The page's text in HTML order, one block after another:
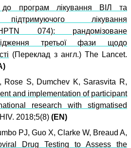
до програм лікування ВІЛ та
підтримуючого лікування
074): рандомізоване
третьої фази щодо
(Переклад з англ.) The Lancet.
Rose S, Dumchev K, Sarasvita R,
and implementation of participant
research with stigmatised
2018;5(8) (EN)
PJ, Guo X, Clarke W, Breaud A,
Drug Testing to Assess the